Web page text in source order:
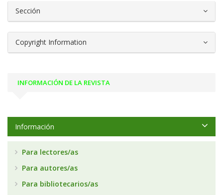
Sección
Copyright Information
INFORMACIÓN DE LA REVISTA
Información
Para lectores/as
Para autores/as
Para bibliotecarios/as